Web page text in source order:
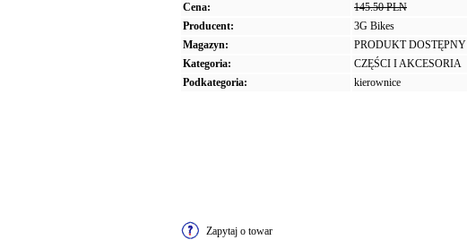
Cena:
145.50 PLN
Producent:
3G Bikes
Magazyn:
PRODUKT DOSTĘPNY
Kategoria:
CZĘŚCI I AKCESORIA
Podkategoria:
kierownice
Zapytaj o towar